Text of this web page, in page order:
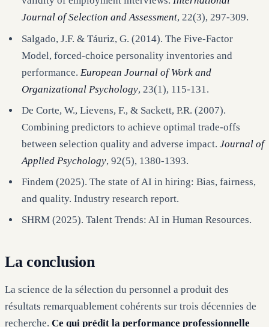
Journal of Selection and Assessment, 22(3), 297-309.
Salgado, J.F. & Táuriz, G. (2014). The Five-Factor
Model, forced-choice personality inventories and
performance. European Journal of Work and
Organizational Psychology, 23(1), 115-131.
De Corte, W., Lievens, F., & Sackett, P.R. (2007).
Combining predictors to achieve optimal trade-offs
between selection quality and adverse impact. Journal of
Applied Psychology, 92(5), 1380-1393.
Findem (2025). The state of AI in hiring: Bias, fairness,
and quality. Industry research report.
SHRM (2025). Talent Trends: AI in Human Resources.
La conclusion
La science de la sélection du personnel a produit des
résultats remarquablement cohérents sur trois décennies de
recherche. Ce qui prédit la performance professionnelle